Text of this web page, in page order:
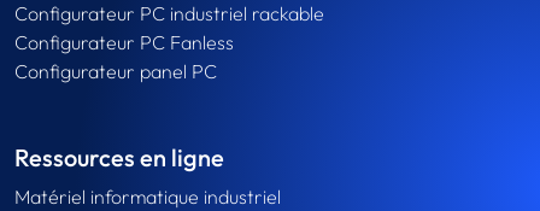
Configurateur PC industriel rackable
Configurateur PC Fanless
Configurateur panel PC
Ressources en ligne
Matériel informatique industriel